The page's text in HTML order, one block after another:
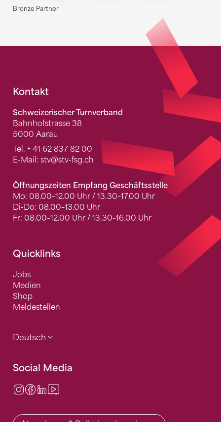
Bronze Partner
Fusszeile
Kontakt
Schweizerischer Turnverband
Bahnhofstrasse 38
5000 Aarau
Tel. + 41 62 837 82 00
E-Mail: stv@stv-fsg.ch
Öffnungszeiten Empfang Geschäftsstelle
Mo: 08.00–12.00 Uhr / 13.30–17.00 Uhr
Di-Do: 08.00–13.00 Uhr
Fr: 08.00–12.00 Uhr / 13.30–16.00 Uhr
Quicklinks
Jobs
Medien
Shop
Meldestellen
Deutsch
Social Media
Instagram
Facebook
LinkedIn